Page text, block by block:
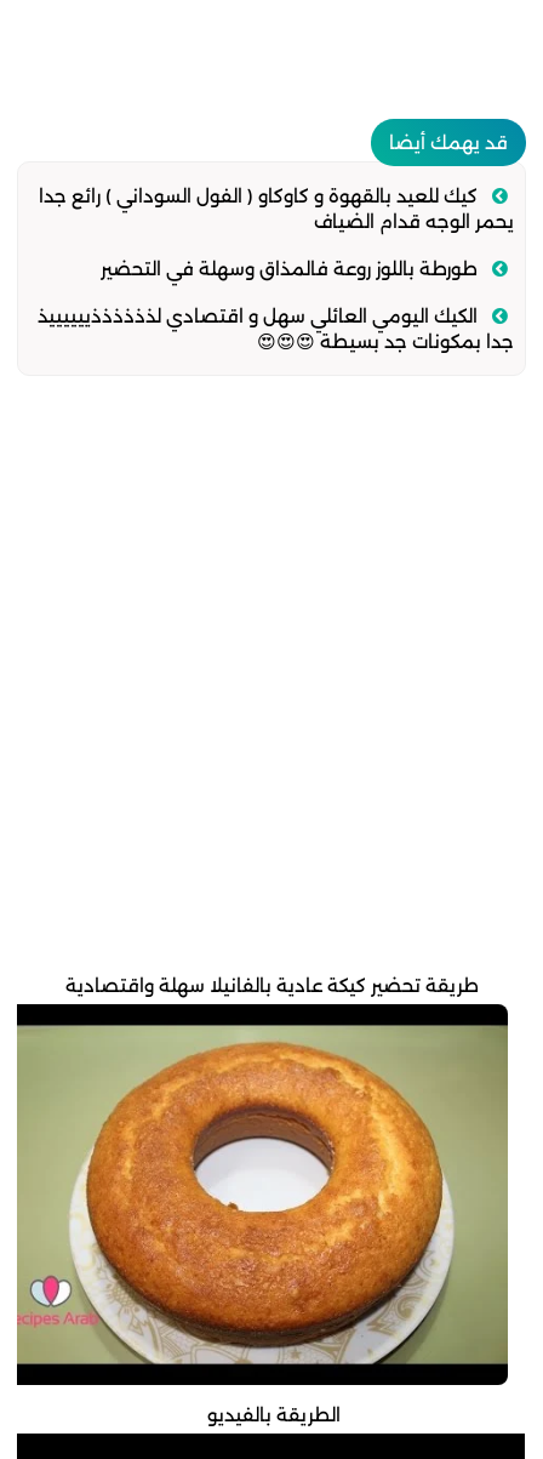
قد يهمك أيضا
كيك للعيد بالقهوة و كاوكاو ( الفول السوداني ) رائع جدا
يحمر الوجه قدام الضياف
طورطة باللوز روعة فالمذاق وسهلة في التحضير
الكيك اليومي العائلي سهل و اقتصادي لذذذذذذييييييذ
جدا بمكونات جد بسيطة 😍😍😍
طريقة تحضير كيكة عادية بالفانيلا سهلة واقتصادية
الطريقة بالفيديو